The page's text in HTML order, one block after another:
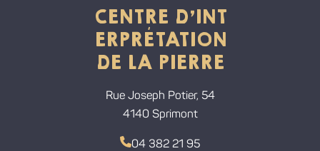
CENTRE D'INT
ERPRÉTATION
DE LA PIERRE
Rue Joseph Potier, 54
4140 Sprimont
04 382 21 95